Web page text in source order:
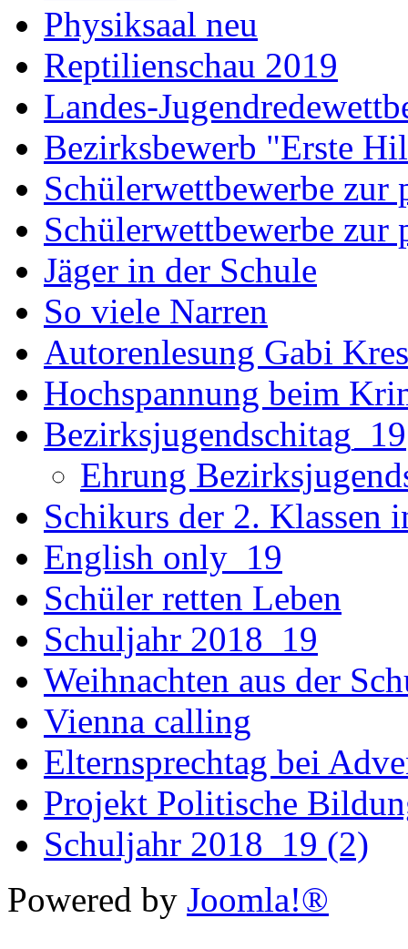
Physiksaal neu
Reptilienschau 2019
Landes-
Bezirksbewerb "Erste
Schülerwettbewerbe
Schülerwettbewerbe
Jäger in der Schule
So viele Narren
Autorenlesung Gabi
Hochspannung beim
Bezirksjugendschitag_19
Ehrung
Schikurs der 2. Klassen
English only_19
Schüler retten Leben
Schuljahr 2018_19
Weihnachten aus der
Vienna calling
Elternsprechtag bei
Projekt Politische
Schuljahr 2018_19 (2)
Powered by Joomla!®